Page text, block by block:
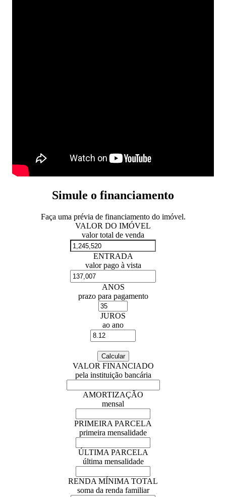
Simule o financiamento
Faça uma prévia de financiamento do imóvel.
VALOR DO IMÓVEL
valor total de venda
ENTRADA
valor pago à vista
ANOS
prazo para pagamento
JUROS
ao ano
VALOR FINANCIADO
pela instituição bancária
AMORTIZAÇÃO
mensal
PRIMEIRA PARCELA
primeira mensalidade
ÚLTIMA PARCELA
última mensalidade
RENDA MÍNIMA TOTAL
soma da renda familiar